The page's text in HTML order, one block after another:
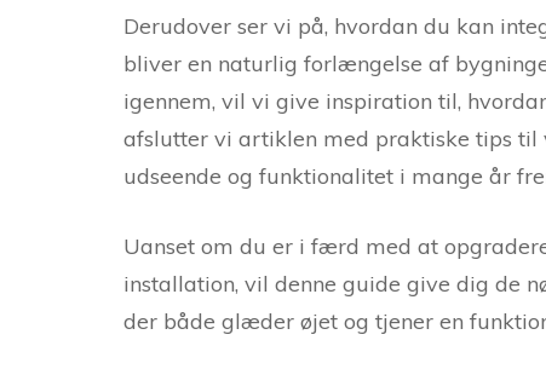
Derudover ser vi på, hvordan du kan
bliver en naturlig forlængelse af
igennem, vil vi give inspiration til,
afslutter vi artiklen med praktiske tips til
udseende og funktionalitet i mange år
Uanset om du er i færd med at
installation, vil denne guide give dig de
der både glæder øjet og tjener en